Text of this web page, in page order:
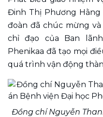
Đinh Thị Phương Hằng
đoàn đã chúc mừng
chỉ đạo của Ban
Phenikaa đã tạo mọi
quá trình vận động
Đồng chí Nguyễn